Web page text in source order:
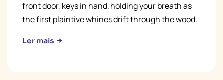
front door, keys in hand, holding your breath as
the first plaintive whines drift through the wood.
Ler mais